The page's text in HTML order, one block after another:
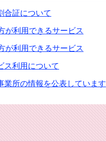
合証について
が利用できるサービス
が利用できるサービス
ス利用について
業所の情報を公表しています